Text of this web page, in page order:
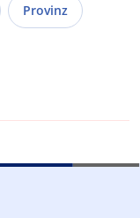
Provinz